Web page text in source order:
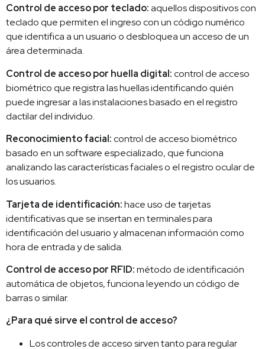
Control de acceso por teclado:aquellos dispositivos con
teclado que permiten el ingreso con un código numérico
que identifica a un usuario o desbloquea un acceso de un
área determinada.
Control de acceso por huella digital:control de acceso
biométrico que registra las huellas identificando quién
puede ingresar a las instalaciones basado en el registro
dactilar del individuo.
Reconocimiento facial:control de acceso biométrico
basado en un software especializado, que funciona
analizando las características faciales o el registro ocular de
los usuarios.
Tarjeta de identificación:hace uso de tarjetas
identificativas que se insertan en terminales para
identificación del usuario y almacenan información como
hora de entrada y de salida.
Control de acceso por RFID:método de identificación
automática de objetos, funciona leyendo un código de
barras o similar.
¿Para qué sirve el control de acceso?
Los controles de acceso sirven tanto para regular